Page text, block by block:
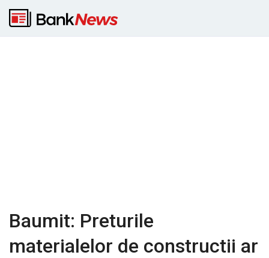
Baumit: Preturile
materialelor de constructii ar